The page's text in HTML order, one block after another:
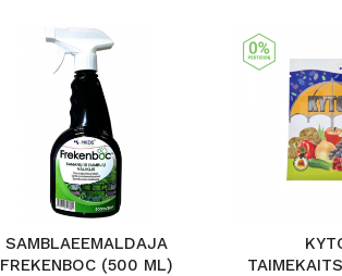
SAMBLAEEMALDAJA
FREKENBOC (500 ML)